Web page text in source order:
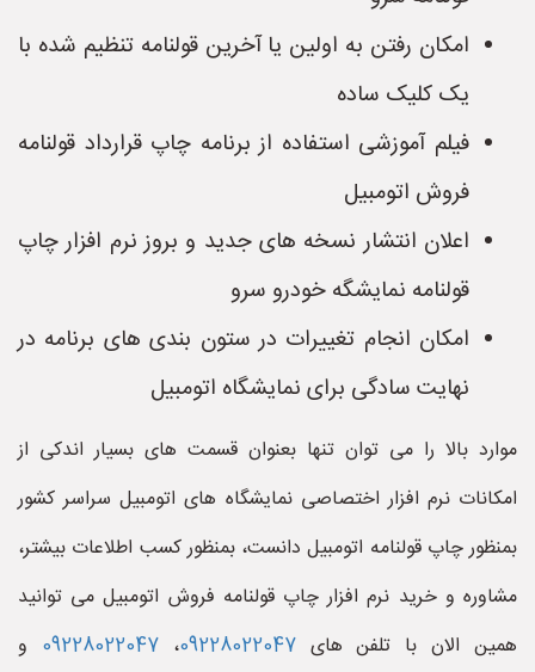
امکان رفتن به اولین یا آخرین قولنامه تنظیم شده با
یک کلیک ساده
فیلم آموزشی استفاده از برنامه چاپ قرارداد قولنامه
فروش اتومبیل
اعلان انتشار نسخه های جدید و بروز نرم افزار چاپ
قولنامه نمایشگه خودرو سرو
امکان انجام تغییرات در ستون بندی های برنامه در
نهایت سادگی برای نمایشگاه اتومبیل
موارد بالا را می توان تنها بعنوان قسمت های بسیار اندکی از
امکانات نرم افزار اختصاصی نمایشگاه های اتومبیل سراسر کشور
بمنظور چاپ قولنامه اتومبیل دانست، بمنظور کسب اطلاعات بیشتر،
مشاوره و خرید نرم افزار چاپ قولنامه فروش اتومبیل می توانید
همین الان با تلفن های09228022047،09228022047 و